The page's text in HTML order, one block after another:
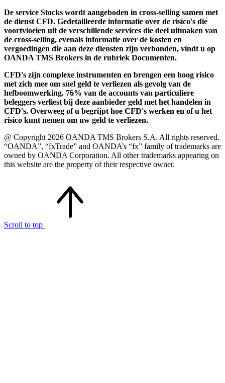
De service Stocks wordt aangeboden in cross-selling samen met
de dienst CFD. Gedetailleerde informatie over de risico's die
voortvloeien uit de verschillende services die deel uitmaken van
de cross-selling, evenals informatie over de kosten en
vergoedingen die aan deze diensten zijn verbonden, vindt u op
OANDA TMS Brokers in de rubriek Documenten.
CFD's zijn complexe instrumenten en brengen een hoog risico
met zich mee om snel geld te verliezen als gevolg van de
hefboomwerking. 76% van de accounts van particuliere
beleggers verliest bij deze aanbieder geld met het handelen in
CFD's. Overweeg of u begrijpt hoe CFD's werken en of u het
risico kunt nemen om uw geld te verliezen.
@ Copyright 2026 OANDA TMS Brokers S.A. All rights reserved.
“OANDA”, “fxTrade” and OANDA’s “fx” family of trademarks are
owned by OANDA Corporation. All other trademarks appearing on
this website are the property of their respective owner.
Scroll to top